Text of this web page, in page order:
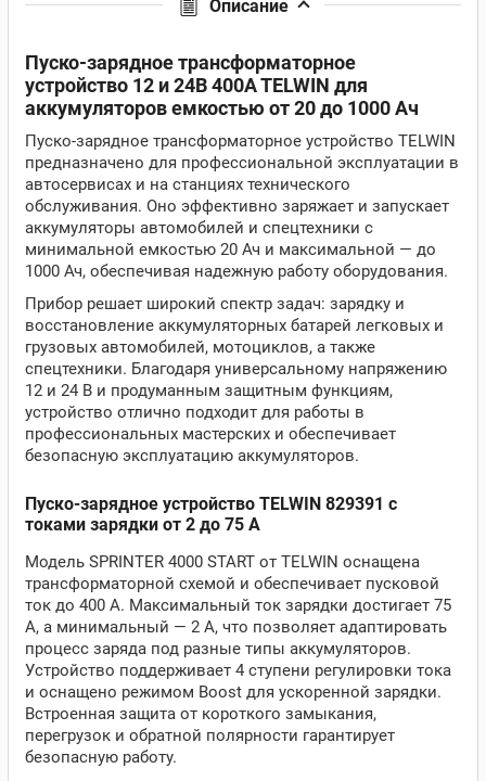
Описание
Пуско-зарядное трансформаторное
устройство 12 и 24В 400A TELWIN для
аккумуляторов емкостью от 20 до 1000 Ач
Пуско-зарядное трансформаторное устройство TELWIN
предназначено для профессиональной эксплуатации в
автосервисах и на станциях технического
обслуживания. Оно эффективно заряжает и запускает
аккумуляторы автомобилей и спецтехники с
минимальной емкостью 20 Ач и максимальной — до
1000 Ач, обеспечивая надежную работу оборудования.
Прибор решает широкий спектр задач: зарядку и
восстановление аккумуляторных батарей легковых и
грузовых автомобилей, мотоциклов, а также
спецтехники. Благодаря универсальному напряжению
12 и 24 В и продуманным защитным функциям,
устройство отлично подходит для работы в
профессиональных мастерских и обеспечивает
безопасную эксплуатацию аккумуляторов.
Пуско-зарядное устройство TELWIN 829391 с
токами зарядки от 2 до 75 А
Модель SPRINTER 4000 START от TELWIN оснащена
трансформаторной схемой и обеспечивает пусковой
ток до 400 А. Максимальный ток зарядки достигает 75
А, а минимальный — 2 А, что позволяет адаптировать
процесс заряда под разные типы аккумуляторов.
Устройство поддерживает 4 ступени регулировки тока
и оснащено режимом Boost для ускоренной зарядки.
Встроенная защита от короткого замыкания,
перегрузок и обратной полярности гарантирует
безопасную работу.